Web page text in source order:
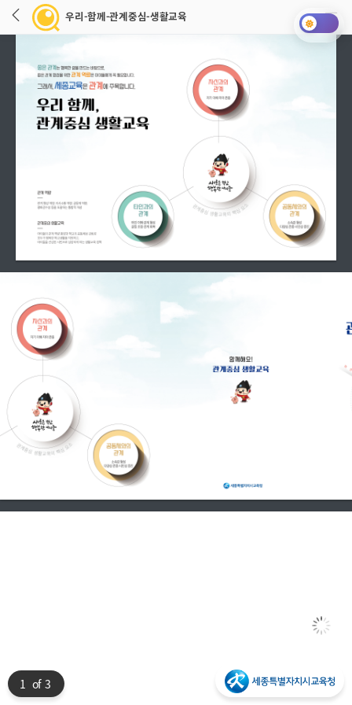
우리-함께-관계중심-생활교육
우리-함께-관계중심-생활교육 로딩중입니다.
1 of 3